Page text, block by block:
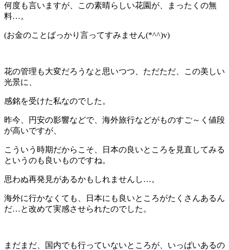
何度も言いますが、この素晴らしい花園が、まったくの無
料…。
(お金のことばっかり言ってすみません(*^^)v)
花の管理も大変だろうなと思いつつ、ただただ、この美しい
光景に、
感銘を受けた私なのでした。
昨今、円安の影響などで、海外旅行などがものすご～く値段
が高いですが、
こういう時期だからこそ、日本の良いところを見直してみる
というのも良いものですね。
思わぬ再発見があるかもしれませんし…。
海外に行かなくても、日本にも良いところがたくさんあるん
だ…と改めて実感させられたのでした。
まだまだ、国内でも行っていないところが、いっぱいあるの